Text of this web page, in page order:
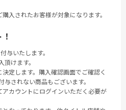
入されたお客様が対象になります。
与いたします。
けます。
定します。購入確認画面でご確認く
されない商品もございます。
カウントにログインいただく必要が